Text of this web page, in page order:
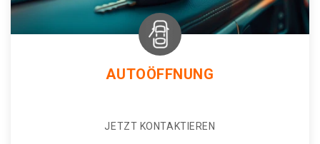
AUTOÖFFNUNG
JETZT KONTAKTIEREN